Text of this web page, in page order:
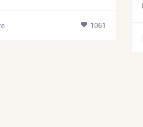
1061